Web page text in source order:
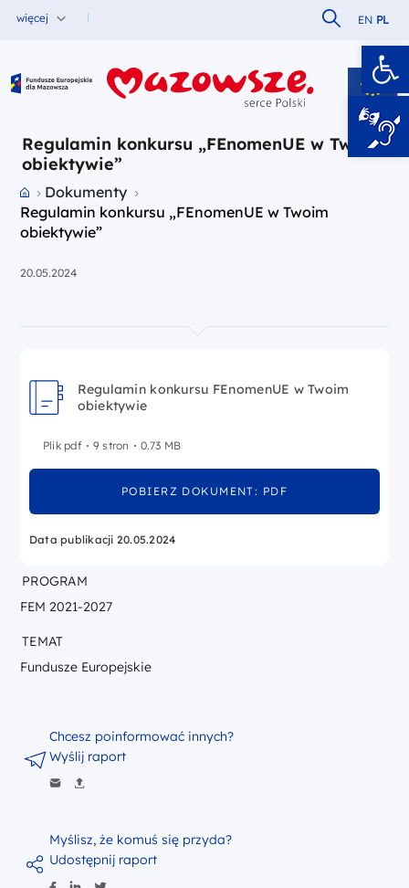
więcej Szukaj w
EN PL
Fundusze Europejskie dla Mazowsza
Regulamin konkursu „FEnomenUE w Twoim
obiektywie”
Przejdź do strony głównej portalu
Dokumenty
Regulamin konkursu „FEnomenUE w Twoim
obiektywie”
20.05.2024
PROGRAM
FEM 2021-2027
TEMAT
Fundusze Europejskie
Regulamin konkursu FEnomenUE w Twoim
obiektywie
Plik pdf 9 stron 0.73 MB
POBIERZ DOKUMENT: PDF
Data publikacji 20.05.2024
Myślisz, że komuś się przyda?
Udostępnij raport
Chcesz poinformować innych?
Wyślij raport